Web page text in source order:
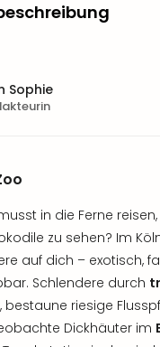
in die Ferne
zu sehen? Im
auf dich – exotisch,
Schlendere durch
, bestaune riesige
Dickhäuter im
Sophie